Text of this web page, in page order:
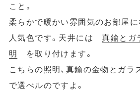
こと。
柔らかで暖かい雰囲気のお部屋に
人気色です。天井には真鍮とガ
明
を取り付けます。
こちらの照明、真鍮の金物とガラ
で選べルのですよ。